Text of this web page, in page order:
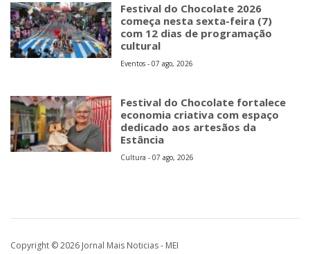
Festival do Chocolate 2026
começa nesta sexta-feira (7)
com 12 dias de programação
cultural
Eventos - 07 ago, 2026
Festival do Chocolate fortalece
economia criativa com espaço
dedicado aos artesãos da
Estância
Cultura - 07 ago, 2026
Copyright © 2026 Jornal Mais Noticias - MEI